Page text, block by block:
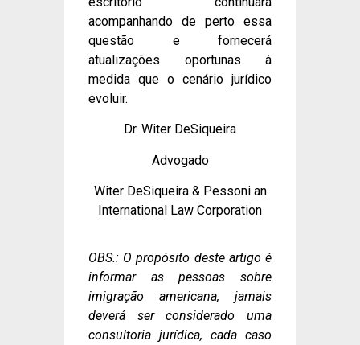
acompanhando de perto essa
questão e fornecerá
atualizações oportunas à
medida que o cenário jurídico
evoluir.
Dr. Witer DeSiqueira
Advogado
Witer DeSiqueira & Pessoni an
International Law Corporation
OBS.: O propósito deste artigo é
informar as pessoas sobre
imigração americana, jamais
deverá ser considerado uma
consultoria jurídica, cada caso